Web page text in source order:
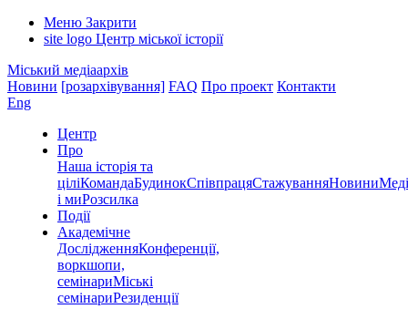
Меню Закрити
site logo Центр міської історії
Міський медіаархів
Новини [розархівування] FAQ Про проект Контакти
Eng
Центр
Про
Наша історія та
ціліКомандаБудинокСпівпрацяСтажуванняНовини
і миРозсилка
Події
Академічне
ДослідженняКонференції,
воркшопи,
семінариМіські
семінариРезиденції